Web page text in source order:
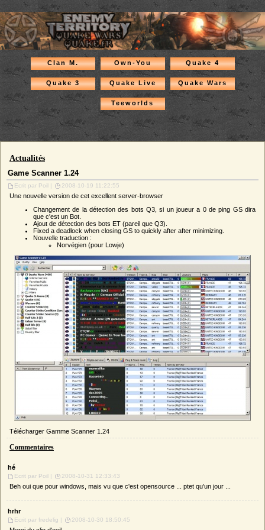
Clan M. Own-You Quake 4
Quake 3 Quake Live Quake Wars
Teeworlds
Actualités
Game Scanner 1.24
Ecrit par Poil | 2008-10-19 11:22:55
Une nouvelle version de cet excellent server-browser
Changement de la détection des bots Q3, si un joueur a 0 de ping GS dira
que c'est un Bot.
Ajout de détection des bots ET (pareil que Q3).
Fixed a deadlock when closing GS to quickly after after minimizing.
Nouvelle traduction :
Norvégien (pour Lowje)
Télécharger Gamme Scanner 1.24
Commentaires
hé
Ecrit par Poil | 2008-10-31 12:33:43
Beh oui que pour windows, mais vu que c'est opensource ... ptet qu'un jour ...
hrhr
Ecrit par fredelig | 2008-10-30 18:50:45